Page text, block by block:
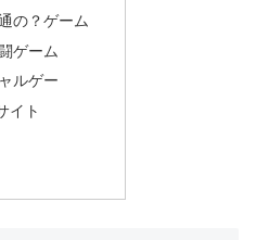
の？ゲーム
ゲーム
ルゲー
イト